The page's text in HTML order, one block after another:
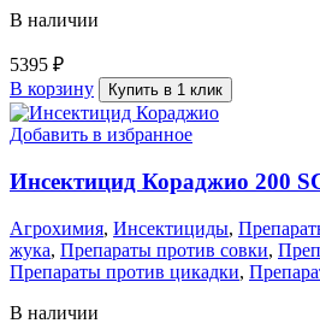
В наличии
5395 ₽
В корзину
Купить в 1 клик
Добавить в избранное
Инсектицид Кораджио 200
Агрохимия, Инсектициды,
жука, Препараты против совки,
Препараты против цикадки,
В наличии